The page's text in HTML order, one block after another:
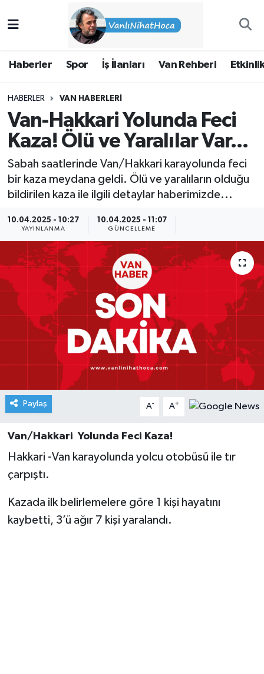
Haberler Spor İş İlanları Van Rehberi
HABERLER VAN HABERLERI
Van-Hakkari Yolunda Feci
Kaza! Ölü ve Yaralılar Var...
Sabah saatlerinde Van/Hakkari karayolunda feci
bir kaza meydana geldi. Ölü ve yaralıların olduğu
bildirilen kaza ile ilgili detaylar haberimizde...
10.04.2025 - 10:27
YAYINLANMA
10.04.2025 - 11:07
GÜNCELLEME
Paylaş A- A+
Van/Hakkari Yolunda Feci Kaza!
Hakkari -Van karayolunda yolcu otobüsü ile tır
çarpıştı.
Kazada ilk belirlemelere göre 1 kişi hayatını
kaybetti, 3’ü ağır 7 kişi yaralandı.
Van Rehberi
Etkinlikler
Köşe Yazıları
Hakkımda
İpekyolu Nöbetçi Eczaneler
Süper Lig Puan Durumu ve Fikstür
Tüm Manşetler
Son Dakika Haberleri
Haber Arşivi